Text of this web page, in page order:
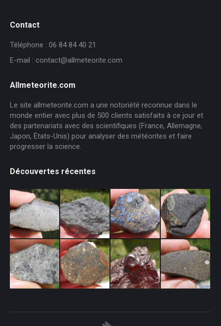
Contact
Téléphone : 06 84 84 40 21
E-mail : contact@allmeteorite.com
Allmeteorite.com
Le site allmeteorite.com a une notoriété reconnue dans le
monde entier avec plus de 500 clients satisfaits à ce jour et
des partenariats avec des scientifiques (France, Allemagne,
Japon, États-Unis) pour analyser des météorites et faire
progresser la science.
Découvertes récentes